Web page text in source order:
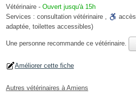
Vétérinaire - Ouvert jusqu'à 15h
Services : consultation vétérinaire , accès
adaptée, toilettes accessibles)
Une personne recommande ce vétérinaire.
Améliorer cette fiche
Autres vétérinaires à Amiens